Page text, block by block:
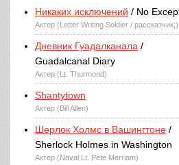
Никаких исключений / No
Актер (Letter Writing Soldier / рассказчик;)
Дневник Гуадалканала /
Guadalcanal Diary
Актер (Lt. Thurmond)
Shantytown
Актер (Bill Allen)
Шерлок Холмс в Вашингтоне /
Sherlock Holmes in Washington
Актер (Naval Lt. Pete Merriam)